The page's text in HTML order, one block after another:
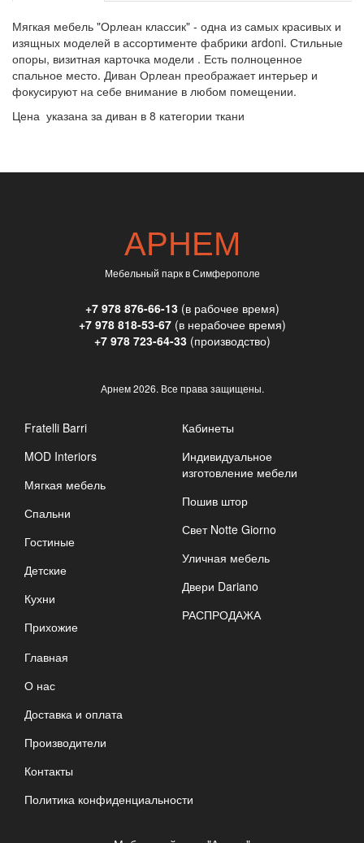
Мягкая мебель "Орлеан классик" - одна из самых красивых и
изящных моделей в ассортименте фабрики ardoni. Стильные
опоры, визитная карточка модели . Есть полноценное
спальное место. Диван Орлеан преображает интерьер и
фокусируют на себе внимание в любом помещении.
Цена указана за диван в 8 категории ткани
АРНЕМ
Мебельный парк в Симферополе
+7 978 876-66-13(в рабочее время)
+7 978 818-53-67(в нерабочее время)
+7 978 723-64-33(производство)
Арнем2026. Все права защищены.
Fratelli Barri
MOD Interiors
Мягкая мебель
Спальни
Гостиные
Детские
Кухни
Прихожие
Кабинеты
Индивидуальное
изготовление мебели
Пошив штор
Свет Notte Giorno
Уличная мебель
Двери Dariano
РАСПРОДАЖА
Главная
О нас
Доставка и оплата
Производители
Контакты
Политика конфиденциальности